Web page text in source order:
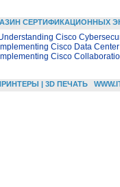
СЕРТИФИКАЦИОННЫХ
Cisco
Cisco Data
Cisco
| 3D ПЕЧАТЬ